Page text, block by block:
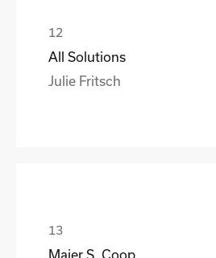
All Solutions
Julie Fritsch
Maier S. Coop